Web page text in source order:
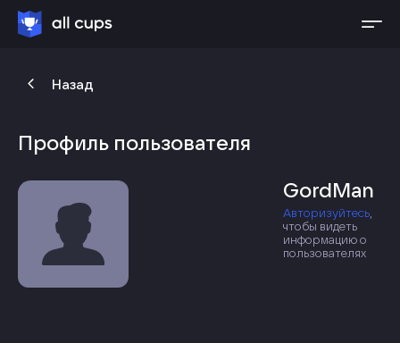
Назад
Профиль пользователя
GordMan
Авторизуйтесь
чтобы видеть
информацию о
пользователях